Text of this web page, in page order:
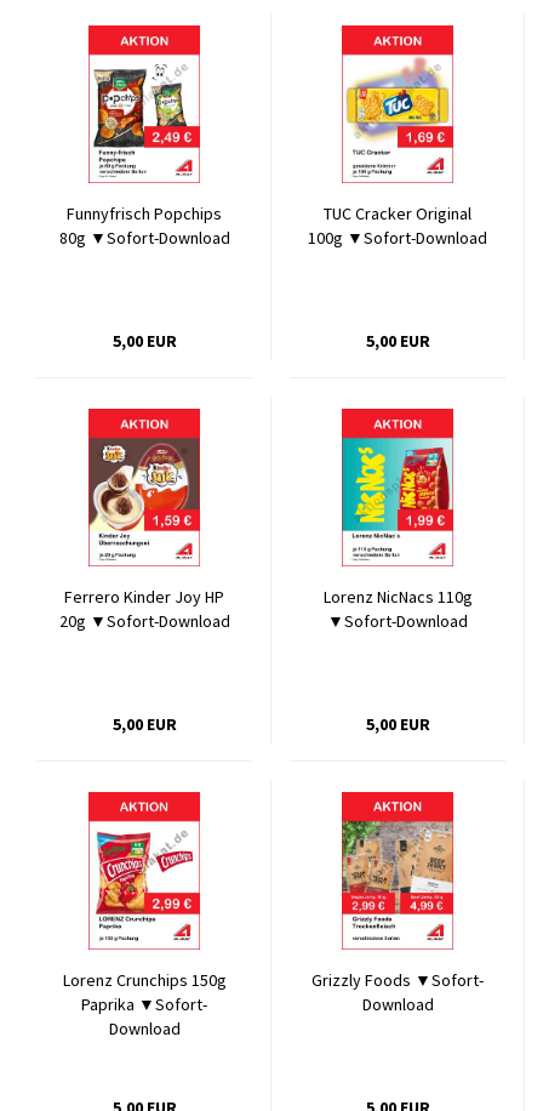
Funnyfrisch Popchips
80g ▼Sofort-Download
5,00 EUR
TUC Cracker Original
100g ▼Sofort-Download
5,00 EUR
Ferrero Kinder Joy HP
20g ▼Sofort-Download
5,00 EUR
Lorenz NicNacs 110g
▼Sofort-Download
5,00 EUR
Lorenz Crunchips 150g
Paprika ▼Sofort-
Download
Grizzly Foods ▼Sofort-
Download